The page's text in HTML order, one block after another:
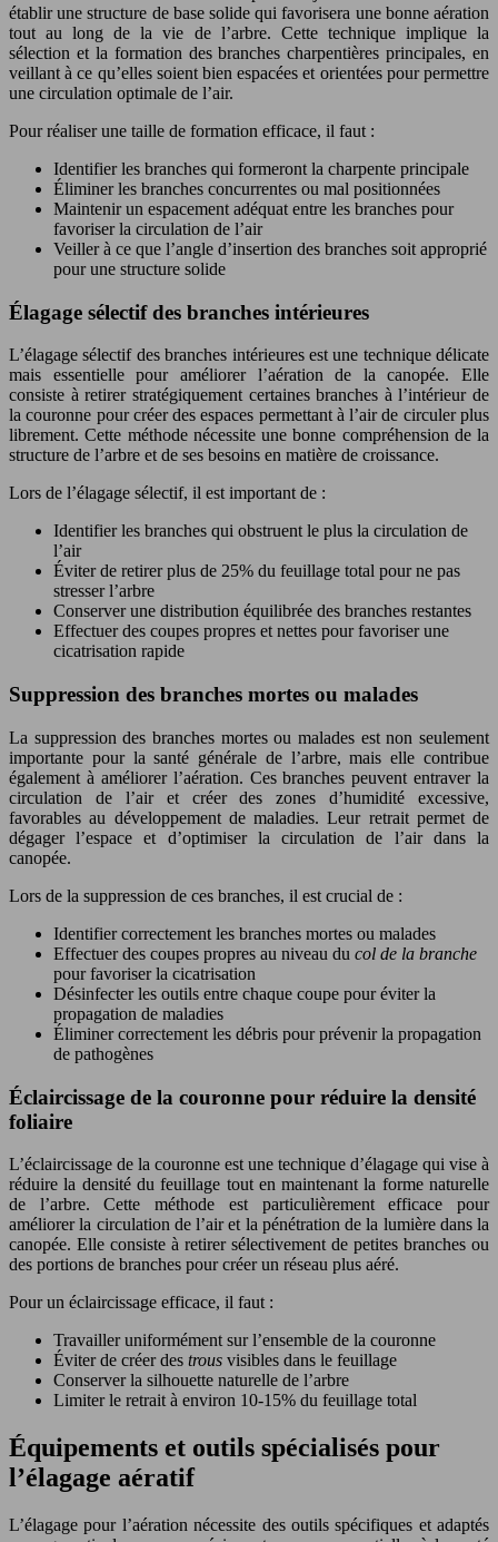
établir une structure de base solide qui favorisera une bonne aération
tout au long de la vie de l’arbre. Cette technique implique la
sélection et la formation des branches charpentières principales, en
veillant à ce qu’elles soient bien espacées et orientées pour permettre
une circulation optimale de l’air.
Pour réaliser une taille de formation efficace, il faut :
Identifier les branches qui formeront la charpente principale
Éliminer les branches concurrentes ou mal positionnées
Maintenir un espacement adéquat entre les branches pour
favoriser la circulation de l’air
Veiller à ce que l’angle d’insertion des branches soit approprié
pour une structure solide
Élagage sélectif des branches intérieures
L’élagage sélectif des branches intérieures est une technique délicate
mais essentielle pour améliorer l’aération de la canopée. Elle
consiste à retirer stratégiquement certaines branches à l’intérieur de
la couronne pour créer des espaces permettant à l’air de circuler plus
librement. Cette méthode nécessite une bonne compréhension de la
structure de l’arbre et de ses besoins en matière de croissance.
Lors de l’élagage sélectif, il est important de :
Identifier les branches qui obstruent le plus la circulation de
l’air
Éviter de retirer plus de 25% du feuillage total pour ne pas
stresser l’arbre
Conserver une distribution équilibrée des branches restantes
Effectuer des coupes propres et nettes pour favoriser une
cicatrisation rapide
Suppression des branches mortes ou malades
La suppression des branches mortes ou malades est non seulement
importante pour la santé générale de l’arbre, mais elle contribue
également à améliorer l’aération. Ces branches peuvent entraver la
circulation de l’air et créer des zones d’humidité excessive,
favorables au développement de maladies. Leur retrait permet de
dégager l’espace et d’optimiser la circulation de l’air dans la
canopée.
Lors de la suppression de ces branches, il est crucial de :
Identifier correctement les branches mortes ou malades
Effectuer des coupes propres au niveau du col de la branche
pour favoriser la cicatrisation
Désinfecter les outils entre chaque coupe pour éviter la
propagation de maladies
Éliminer correctement les débris pour prévenir la propagation
de pathogènes
Éclaircissage de la couronne pour réduire la densité
foliaire
L’éclaircissage de la couronne est une technique d’élagage qui vise à
réduire la densité du feuillage tout en maintenant la forme naturelle
de l’arbre. Cette méthode est particulièrement efficace pour
améliorer la circulation de l’air et la pénétration de la lumière dans la
canopée. Elle consiste à retirer sélectivement de petites branches ou
des portions de branches pour créer un réseau plus aéré.
Pour un éclaircissage efficace, il faut :
Travailler uniformément sur l’ensemble de la couronne
Éviter de créer des trous visibles dans le feuillage
Conserver la silhouette naturelle de l’arbre
Limiter le retrait à environ 10-15% du feuillage total
Équipements et outils spécialisés pour
l’élagage aératif
L’élagage pour l’aération nécessite des outils spécifiques et adaptés